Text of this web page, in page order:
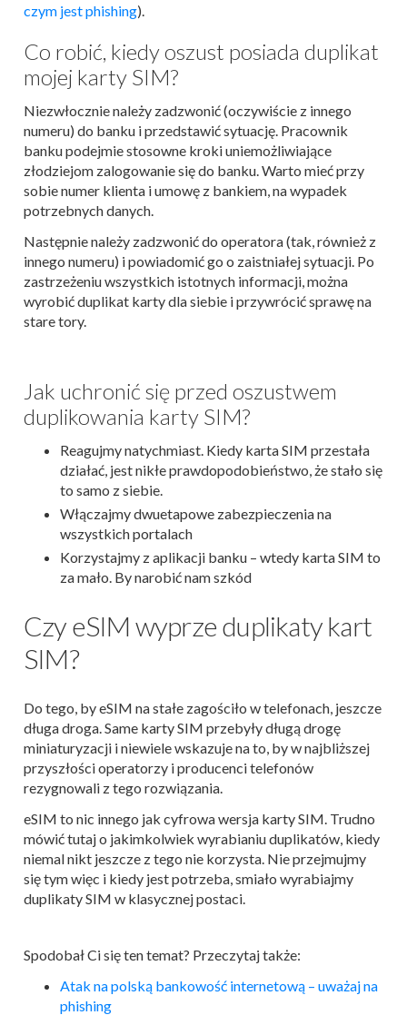
czym jest phishing).
Co robić, kiedy oszust posiada duplikat
mojej karty SIM?
Niezwłocznie należy zadzwonić (oczywiście z innego
numeru) do banku i przedstawić sytuację. Pracownik
banku podejmie stosowne kroki uniemożliwiające
złodziejom zalogowanie się do banku. Warto mieć przy
sobie numer klienta i umowę z bankiem, na wypadek
potrzebnych danych.
Następnie należy zadzwonić do operatora (tak, również z
innego numeru) i powiadomić go o zaistniałej sytuacji. Po
zastrzeżeniu wszystkich istotnych informacji, można
wyrobić duplikat karty dla siebie i przywrócić sprawę na
stare tory.
Jak uchronić się przed oszustwem
duplikowania karty SIM?
Reagujmy natychmiast. Kiedy karta SIM przestała
działać, jest nikłe prawdopodobieństwo, że stało się
to samo z siebie.
Włączajmy dwuetapowe zabezpieczenia na
wszystkich portalach
Korzystajmy z aplikacji banku – wtedy karta SIM to
za mało. By narobić nam szkód
Czy eSIM wyprze duplikaty kart
SIM?
Do tego, by eSIM na stałe zagościło w telefonach, jeszcze
długa droga. Same karty SIM przebyły długą drogę
miniaturyzacji i niewiele wskazuje na to, by w najbliższej
przyszłości operatorzy i producenci telefonów
rezygnowali z tego rozwiązania.
eSIM to nic innego jak cyfrowa wersja karty SIM. Trudno
mówić tutaj o jakimkolwiek wyrabianiu duplikatów, kiedy
niemal nikt jeszcze z tego nie korzysta. Nie przejmujmy
się tym więc i kiedy jest potrzeba, smiało wyrabiajmy
duplikaty SIM w klasycznej postaci.
Spodobał Ci się ten temat? Przeczytaj także:
Atak na polską bankowość internetową – uważaj na
phishing